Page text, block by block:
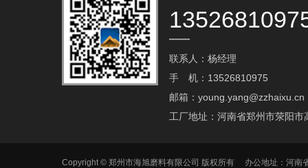
联系人：杨经理
手 机：13526810975
邮箱：young.yang@zzhaixu.cn
工厂地址：河南省郑州市荥阳市
Copyright © 郑州市海旭磨料有限公司 版权所有 办公地址：河